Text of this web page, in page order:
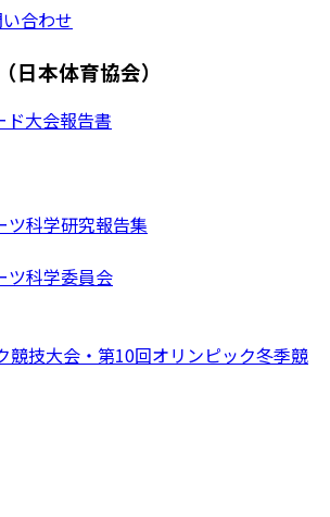
合わせ
日本体育協会）
ド大会報告書
ツ科学研究報告集
ツ科学委員会
競技大会・第10回オリンピック冬季競